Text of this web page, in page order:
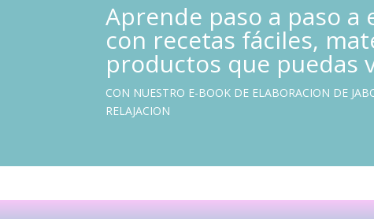
Aprende paso a paso
con recetas fáciles,
productos que puedas
CON NUESTRO E-BOOK DE ELABORACION DE
RELAJACION